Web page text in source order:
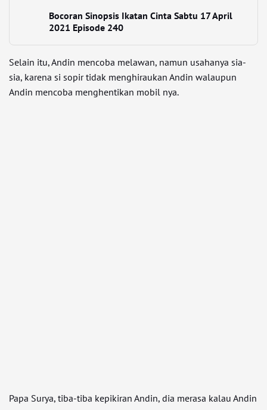
Bocoran Sinopsis Ikatan Cinta Sabtu 17 April
2021 Episode 240
Selain itu, Andin mencoba melawan, namun usahanya sia-
sia, karena si sopir tidak menghiraukan Andin walaupun
Andin mencoba menghentikan mobil nya.
Papa Surya, tiba-tiba kepikiran Andin, dia merasa kalau Andin